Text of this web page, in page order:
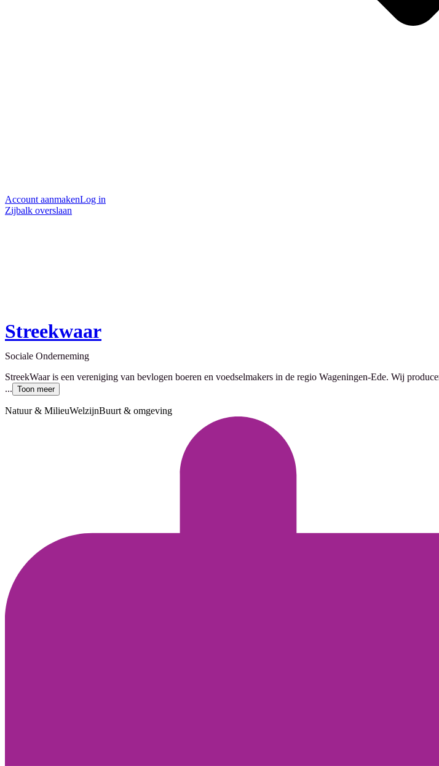
Account aanmakenLog in
Zijbalk overslaan
Streekwaar
Sociale Onderneming
StreekWaar is een vereniging van bevlogen boeren en voedselmakers in de regio Wageningen-Ede. Wij
... Toon meer
Natuur & MilieuWelzijnBuurt & omgeving